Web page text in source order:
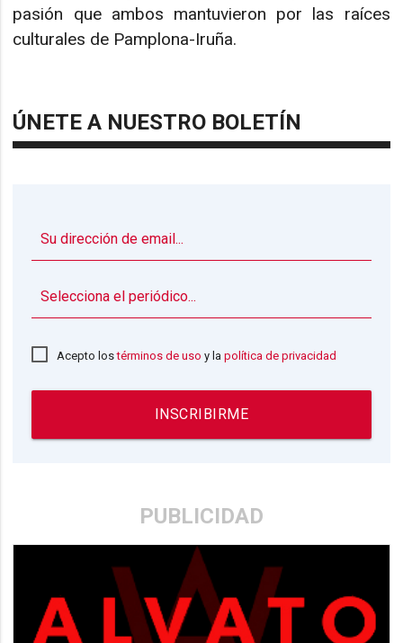
pasión que ambos mantuvieron por las raíces
culturales de Pamplona-Iruña.
ÚNETE A NUESTRO BOLETÍN
Acepto lostérminos de uso y lapolítica de privacidad
INSCRIBIRME
PUBLICIDAD